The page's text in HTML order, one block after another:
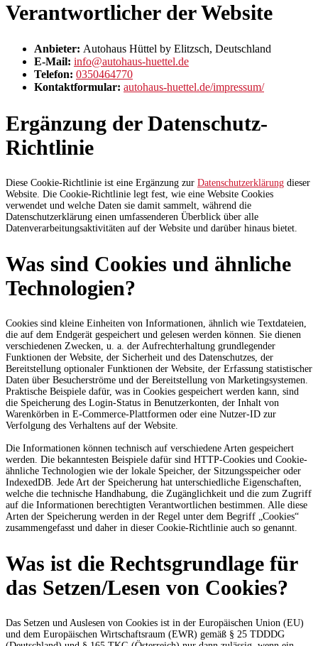
Verantwortlicher der Website
Anbieter: Autohaus Hüttel by Elitzsch, Deutschland
E-Mail: info@autohaus-huettel.de
Telefon: 0350464770
Kontaktformular: autohaus-huettel.de/impressum/
Ergänzung der Datenschutz-
Richtlinie
Diese Cookie-Richtlinie ist eine Ergänzung zur Datenschutzerklärung dieser
Website. Die Cookie-Richtlinie legt fest, wie eine Website Cookies
verwendet und welche Daten sie damit sammelt, während die
Datenschutzerklärung einen umfassenderen Überblick über alle
Datenverarbeitungsaktivitäten auf der Website und darüber hinaus bietet.
Was sind Cookies und ähnliche
Technologien?
Cookies sind kleine Einheiten von Informationen, ähnlich wie Textdateien,
die auf dem Endgerät gespeichert und gelesen werden können. Sie dienen
verschiedenen Zwecken, u. a. der Aufrechterhaltung grundlegender
Funktionen der Website, der Sicherheit und des Datenschutzes, der
Bereitstellung optionaler Funktionen der Website, der Erfassung statistischer
Daten über Besucherströme und der Bereitstellung von Marketingsystemen.
Praktische Beispiele dafür, was in Cookies gespeichert werden kann, sind
die Speicherung des Login-Status in Benutzerkonten, der Inhalt von
Warenkörben in E-Commerce-Plattformen oder eine Nutzer-ID zur
Verfolgung des Verhaltens auf der Website.
Die Informationen können technisch auf verschiedene Arten gespeichert
werden. Die bekanntesten Beispiele dafür sind HTTP-Cookies und Cookie-
ähnliche Technologien wie der lokale Speicher, der Sitzungsspeicher oder
IndexedDB. Jede Art der Speicherung hat unterschiedliche Eigenschaften,
welche die technische Handhabung, die Zugänglichkeit und die zum Zugriff
auf die Informationen berechtigten Verantwortlichen bestimmen. Alle diese
Arten der Speicherung werden in der Regel unter dem Begriff „Cookies“
zusammengefasst und daher in dieser Cookie-Richtlinie auch so genannt.
Was ist die Rechtsgrundlage für
das Setzen/Lesen von Cookies?
Das Setzen und Auslesen von Cookies ist in der Europäischen Union (EU)
und dem Europäischen Wirtschaftsraum (EWR) gemäß § 25 TDDDG